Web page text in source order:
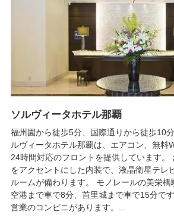
ソルヴィータホテル那覇
福州園から徒歩5分、国際通りから徒歩10
ルヴィータホテル那覇は、エアコン、無料
24時間対応のフロントを提供しています。
をアクセントにした内装で、液晶衛星テレ
ルームが備わります。 モノレールの美栄
空港まで車で8分、首里城まで車で15分で
営業のコンビニがあります。...